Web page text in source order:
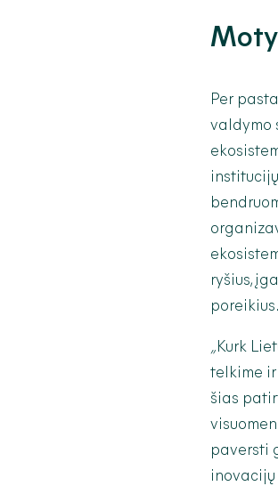
Per
valdymo
ryšius,
poreikius.
„Kurk
telkime
šias
paversti